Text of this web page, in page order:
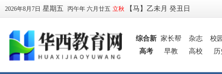
2026年8月7日 星期五 丙午年 六月廿五 立秋 【马】乙未月 癸丑日
综合新
闻
家长帮 杂志
校
高考 早教 高校 历